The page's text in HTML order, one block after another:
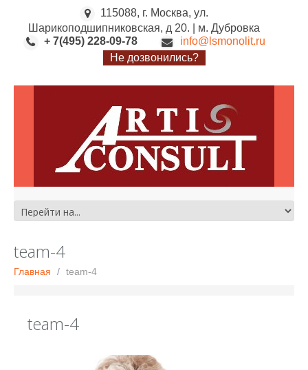
115088, г. Москва, ул.
Шарикоподшипниковская, д 20. | м. Дубровка
+ 7(495) 228-09-78
info@lsmonolit.ru
Не дозвонились?
team-4
Главная team-4
team-4